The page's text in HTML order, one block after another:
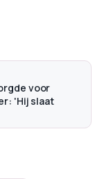
voor
'Hij slaat